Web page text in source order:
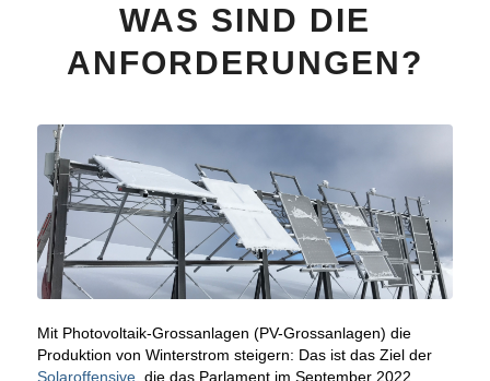
WAS SIND DIE
ANFORDERUNGEN?
Mit Photovoltaik-Grossanlagen (PV-Grossanlagen) die
Produktion von Winterstrom steigern: Das ist das Ziel der
Solaroffensive, die das Parlament im September 2022